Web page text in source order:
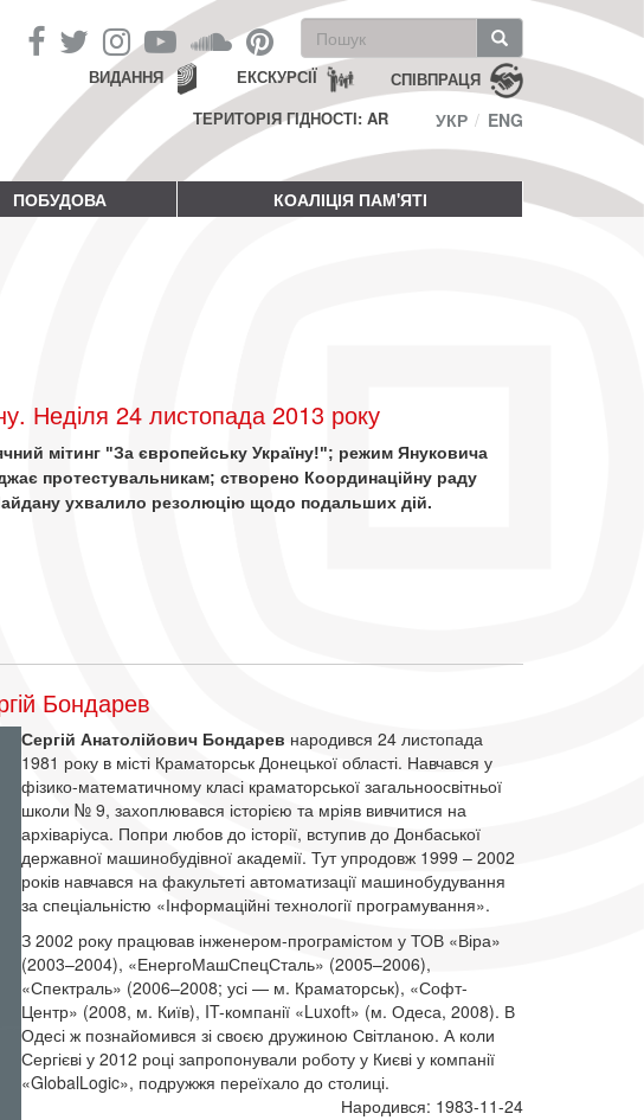
Пошукова
форма
Пошук СПІВПРАЦЯ
ЕКСКУРСІЇ
ВИДАННЯ
ТЕРИТОРІЯ ГІДНОСТІ: AR
УКР ENG
ПОБУДОВА КОАЛІЦІЯ ПАМ'ЯТІ
Неділя 24 листопада 2013 року
мітинг "За європейську Україну!"; режим Януковича
протестувальникам; створено Координаційну раду
ухвалило резолюцію щодо подальших дій.
Бондарев
Сергій Анатолійович Бондарев народився 24 листопада
1981 року в місті Краматорськ Донецької області. Навчався у
фізико-математичному класі краматорської загальноосвітньої
школи № 9, захоплювався історією та мріяв вивчитися на
архіваріуса. Попри любов до історії, вступив до Донбаської
державної машинобудівної академії. Тут упродовж 1999 – 2002
років навчався на факультеті автоматизації машинобудування
за спеціальністю «Інформаційні технології програмування».
З 2002 року працював інженером-програмістом у ТОВ «Віра»
(2003–2004), «ЕнергоМашСпецСталь» (2005–2006),
«Спектраль» (2006–2008; усі — м. Краматорськ), «Софт-
Центр» (2008, м. Київ), IT-компанії «Luxoft» (м. Одеса, 2008). В
Одесі ж познайомився зі своєю дружиною Світланою. А коли
Сергієві у 2012 році запропонували роботу у Києві у компанії
«GlobalLogic», подружжя переїхало до столиці.
Народився: 1983-11-24